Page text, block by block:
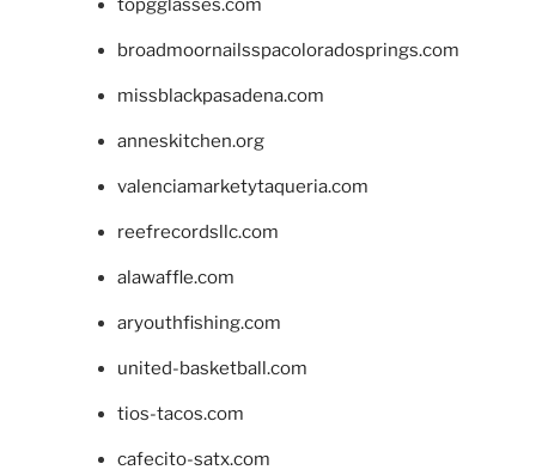
topgglasses.com
broadmoornailsspacoloradosprings.com
missblackpasadena.com
anneskitchen.org
valenciamarketytaqueria.com
reefrecordsllc.com
alawaffle.com
aryouthfishing.com
united-basketball.com
tios-tacos.com
cafecito-satx.com